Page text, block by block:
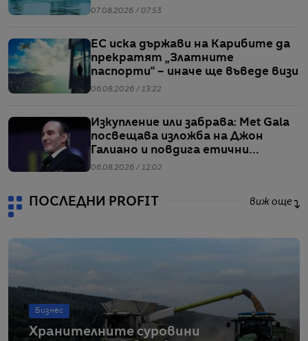
07.08.2026 / 07:53
ЕС иска държави на Карибите да
прекратят „Златните
паспорти“ – иначе ще въведе визи
06.08.2026 / 13:22
Изкупление или забрава: Met Gala
посвещава изложба на Джон
Галиано и повдига етични
въпроси
06.08.2026 / 12:02
ПОСЛЕДНИ PROFIT виж още
Бизнес
Хранителните суровини